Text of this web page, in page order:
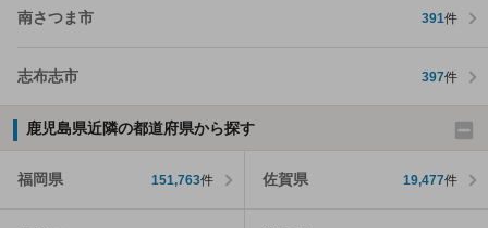
南さつま市 391件
志布志市 397件
鹿児島県近隣の都道府県から探す
福岡県 151,763件 佐賀県 19,477件